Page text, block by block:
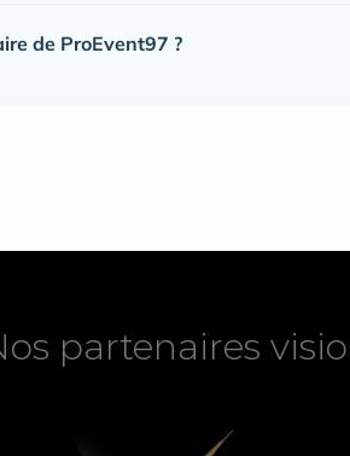
de ProEvent97 ?
partenaires
partenaires